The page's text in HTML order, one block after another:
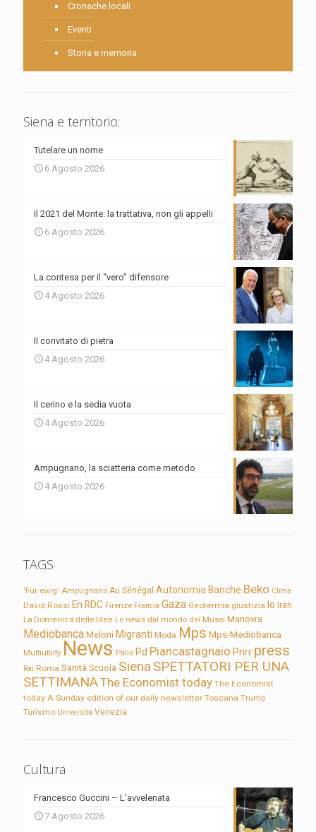
Cronache locali
Eventi
Storia e memoria
Siena e territorio:
Tutelare un nome
6 Agosto 2026
Il 2021 del Monte: la trattativa, non gli appelli
6 Agosto 2026
La contesa per il “vero” difensore
4 Agosto 2026
Il convitato di pietra
4 Agosto 2026
Il cerino e la sedia vuota
4 Agosto 2026
Ampugnano, la sciatteria come metodo
4 Agosto 2026
TAGS
'Für ewig' Ampugnano Au Sénégal Autonomia Banche Beko Clima
David Rossi En RDC Firenze Francia Gaza Geotermia giustizia Io Iran
La Domenica delle Idee Le news dal mondo dei Musei Manovra
Mediobanca Meloni Migranti Moda Mps Mps-Mediobanca
Multiutility News Palio Pd Piancastagnaio Pnrr press
Rai Roma Sanità Scuola Siena SPETTATORI PER UNA
SETTIMANAThe Economist today The Economist
today A Sunday edition of our daily newsletter Toscana Trump
Turismo Università Venezia
Cultura
Francesco Guccini – L’avvelenata
7 Agosto 2026